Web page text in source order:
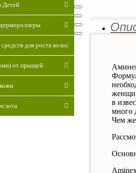
в
много
Чем же
Детей
для роста волос
от прыщей